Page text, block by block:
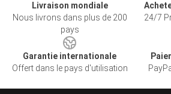
Livraison mondiale
Nous livrons dans plus de 200
pays
24/7
Garantie internationale
Offert dans le pays d'utilisation